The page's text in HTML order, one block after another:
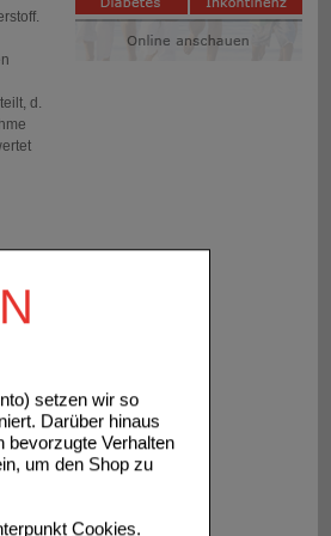
setzen wir so
Darüber hinaus
bevorzugte Verhalten
um den Shop zu
Cookies.
d.
zur